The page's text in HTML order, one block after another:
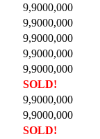
9,9000,000
9,9000,000
9,9000,000
9,9000,000
9,9000,000
SOLD!
9,9000,000
9,9000,000
SOLD!